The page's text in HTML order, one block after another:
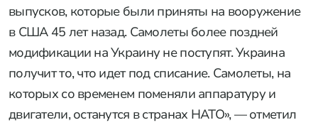
выпусков, которые были приняты на вооружение
в США 45 лет назад. Самолеты более поздней
модификации на Украину не поступят. Украина
получит то, что идет под списание. Самолеты, на
которых со временем поменяли аппаратуру и
двигатели, останутся в странах НАТО», — отметил